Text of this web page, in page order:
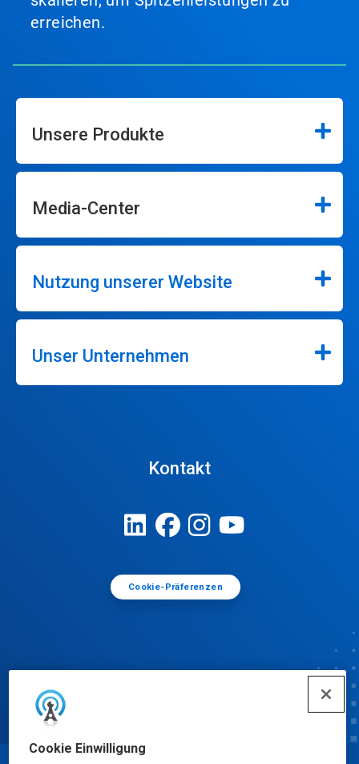
Cookie Einwilligung
erreichen.
Unsere Produkte
Media-Center
Nutzung unserer Website
Unser Unternehmen
Kontakt
Cookie-Präferenzen